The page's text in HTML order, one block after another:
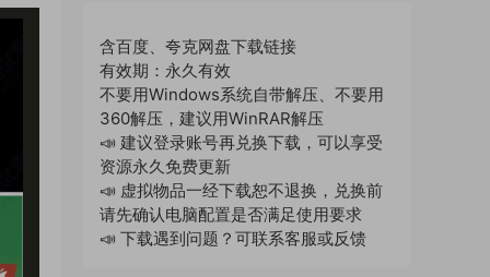
含百度、夸克网盘下载链接
有效期：永久有效
不要用Windows系统自带解压、不要用
360解压，建议用WinRAR解压
📣 建议登录账号再兑换下载，可以享受
资源永久免费更新
📣 虚拟物品一经下载恕不退换，兑换前
请先确认电脑配置是否满足使用要求
📣 下载遇到问题？可联系客服或反馈